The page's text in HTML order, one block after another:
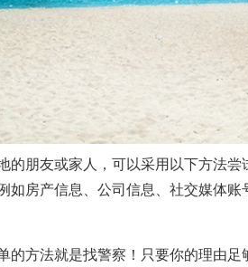
的朋友或家人，可以采用以下方法
如房产信息、公司信息、社交媒体
的方法就是找警察！只要你的理由